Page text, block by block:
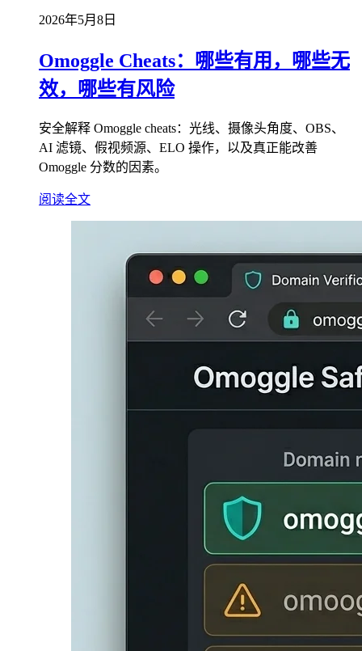
2026年5月8日
Omoggle Cheats：哪些有用，哪些无
效，哪些有风险
安全解释 Omoggle cheats：光线、摄像头角度、OBS、
AI 滤镜、假视频源、ELO 操作，以及真正能改善
Omoggle 分数的因素。
阅读全文